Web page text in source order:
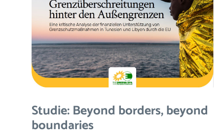
Studie: Beyond borders, beyond
boundaries